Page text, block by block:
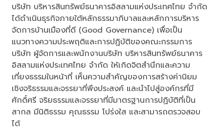
บริษัท บริหารสินทรัพย์ธนาคารอิสลามแห่งประเทศไทย จำกัด
ได้ดำเนินธุรกิจภายใต้หลักธรรมาภิบาลและหลักการบริหาร
จัดการบ้านเมืองที่ดี (Good Governance) เพื่อเป็น
แนวทางความประพฤติและการปฏิบัติของคณะกรรมการ
บริษัท ผู้จัดการและพนักงานบริษัท บริหารสินทรัพย์ธนาคาร
อิสลามแห่งประเทศไทย จำกัด ให้เกิดจิตสำนึกและความ
เที่ยงธรรมในหน้าที่ เห็นความสำคัญของการสร้างค่านิยม
เชิงจริธรรมและจรรยาที่พึงประสงค์ และนำไปสู่องค์กรที่มี
ศักดิ์ศรี จริยธรรมและจรรยาที่มีมาตรฐานการปฏิบัติที่เป็น
สากล มีนิติธรรม คุณธรรม โปร่งใส และสามารถตรวจสอบ
ได้